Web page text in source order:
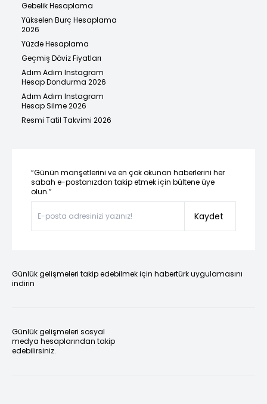
Gebelik Hesaplama
Yükselen Burç Hesaplama
2026
Yüzde Hesaplama
Geçmiş Döviz Fiyatları
Adım Adım Instagram
Hesap Dondurma 2026
Adım Adım Instagram
Hesap Silme 2026
Resmi Tatil Takvimi 2026
“Günün manşetlerini ve en çok okunan haberlerini her
sabah e-postanızdan takip etmek için bültene üye
olun.”
Kaydet
Günlük gelişmeleri takip edebilmek için habertürk uygulamasını
indirin
Günlük gelişmeleri sosyal
medya hesaplarından takip
edebilirsiniz.